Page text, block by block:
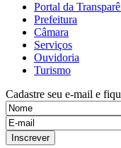
Portal da
Prefeitura
Câmara
Serviços
Ouvidoria
Turismo
Cadastre seu e-mail e